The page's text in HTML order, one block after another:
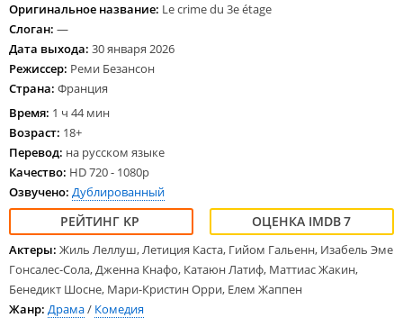
Оригинальное название: Le crime du 3e étage
Слоган: —
Дата выхода: 30 января 2026
Режиссер: Реми Безансон
Страна: Франция
Время: 1 ч 44 мин
Возраст: 18+
Перевод: на русском языке
Качество: HD 720 - 1080p
Озвучено: Дублированный
7
Актеры: Жиль Леллуш, Летиция Каста, Гийом Гальенн, Изабель Эме
Гонсалес-Сола, Дженна Кнафо, Катаюн Латиф, Маттиас Жакин,
Бенедикт Шосне, Мари-Кристин Орри, Елем Жаппен
Жанр: Драма/ Комедия